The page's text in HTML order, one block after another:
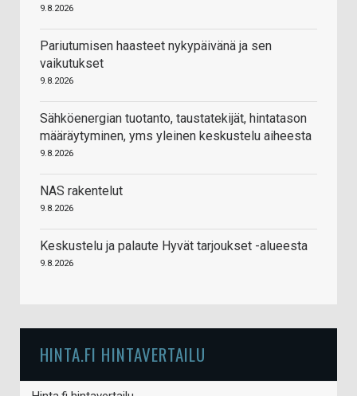
9.8.2026
Pariutumisen haasteet nykypäivänä ja sen
vaikutukset
9.8.2026
Sähköenergian tuotanto, taustatekijät, hintatason
määräytyminen, yms yleinen keskustelu aiheesta
9.8.2026
NAS rakentelut
9.8.2026
Keskustelu ja palaute Hyvät tarjoukset -alueesta
9.8.2026
HINTA.FI HINTAVERTAILU